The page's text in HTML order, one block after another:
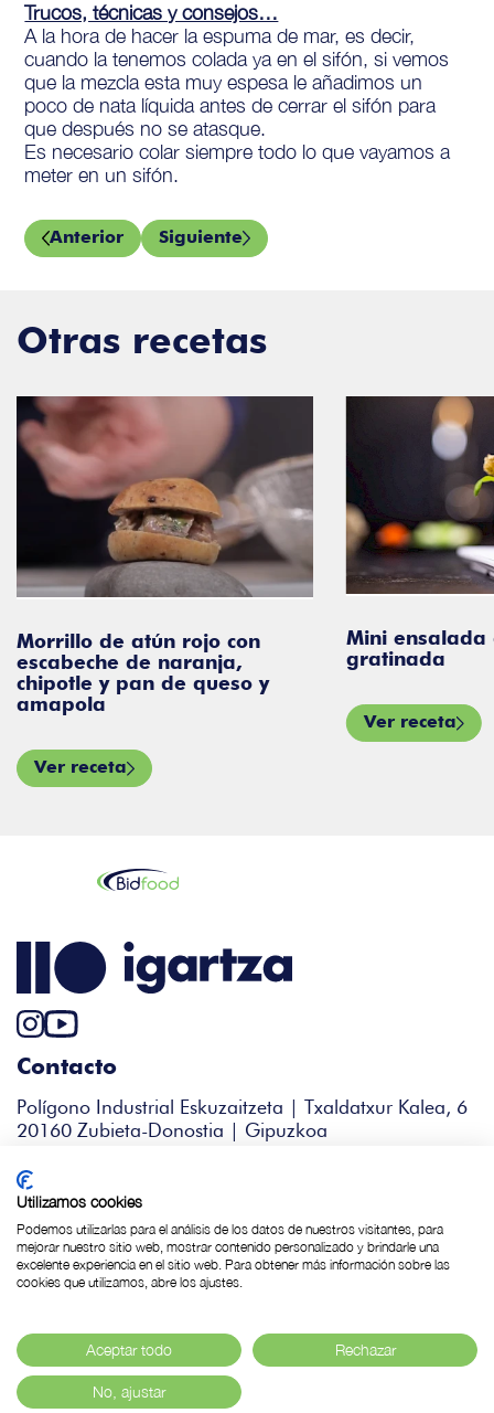
Trucos, técnicas y consejos…
A la hora de hacer la espuma de mar, es decir,
cuando la tenemos colada ya en el sifón, si vemos
que la mezcla esta muy espesa le añadimos un
poco de nata líquida antes de cerrar el sifón para
que después no se atasque.
Es necesario colar siempre todo lo que vayamos a
meter en un sifón.
Anterior Siguiente
Otras recetas
Morrillo de atún rojo con
escabeche de naranja,
chipotle y pan de queso y
amapola
Ver receta
Mini ensalada
gratinada
Ver receta
Contacto
Polígono Industrial Eskuzaitzeta | Txaldatxur Kalea, 6
20160 Zubieta-Donostia | Gipuzkoa
+34 943 344 338
igartza@bidfood.es
© 2024 Igartza S.L.
Política de Cookies
Aviso legal
Utilizamos cookies
Podemos utilizarlas para el análisis de los datos de nuestros visitantes, para
mejorar nuestro sitio web, mostrar contenido personalizado y brindarle una
excelente experiencia en el sitio web. Para obtener más información sobre las
cookies que utilizamos, abre los ajustes.
Aceptar todo Rechazar
No, ajustar